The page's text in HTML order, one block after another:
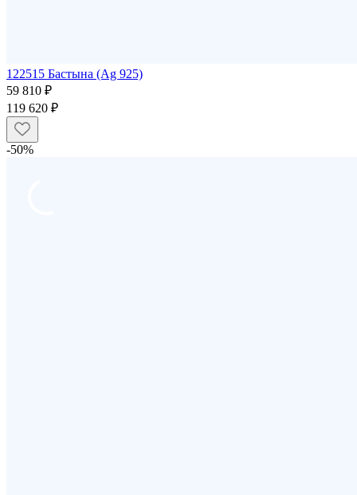
122515 Бастына (Ag 925)
59 810 ₽
119 620 ₽
-50%